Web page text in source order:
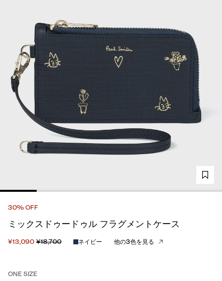
30% OFF
ミックスドゥードゥル フラグメントケース
¥13,090 ¥18,700 ネイビー 他の3色を見る
ONE SIZE